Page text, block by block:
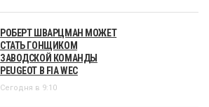
РОБЕРТ ШВАРЦМАН МОЖЕТ
СТАТЬ ГОНЩИКОМ
ЗАВОДСКОЙ КОМАНДЫ
PEUGEOT В FIA WEC
Сегодня в 9:10